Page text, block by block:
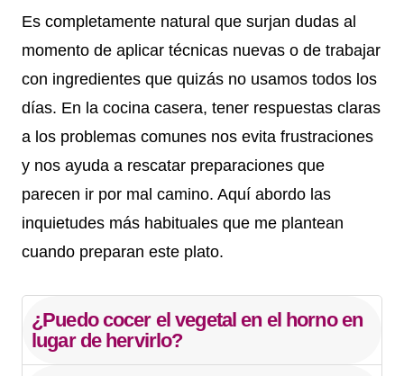
Es completamente natural que surjan dudas al
momento de aplicar técnicas nuevas o de trabajar
con ingredientes que quizás no usamos todos los
días. En la cocina casera, tener respuestas claras
a los problemas comunes nos evita frustraciones
y nos ayuda a rescatar preparaciones que
parecen ir por mal camino. Aquí abordo las
inquietudes más habituales que me plantean
cuando preparan este plato.
¿Puedo cocer el vegetal en el horno en
lugar de hervirlo?